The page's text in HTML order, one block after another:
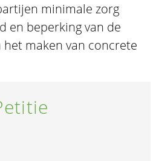
minimale zorg
en beperking van de
maken van concrete